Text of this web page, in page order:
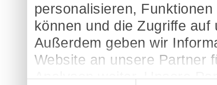
personalisieren,
können und die Zugriffe
Außerdem geben wir
Website an unsere Partner
Analysen weiter. Unsere